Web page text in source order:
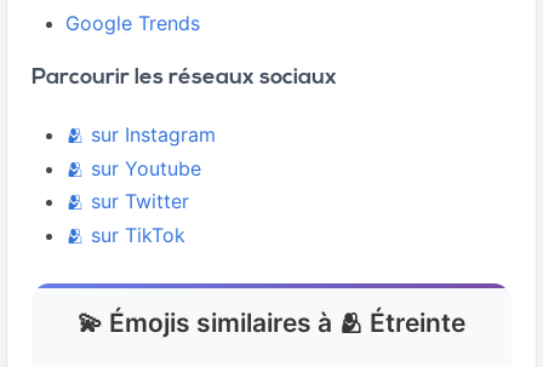
Google Trends
Parcourir les réseaux sociaux
🫂 sur Instagram
🫂 sur Youtube
🫂 sur Twitter
🫂 sur TikTok
💫 Émojis similaires à 🫂 Étreinte